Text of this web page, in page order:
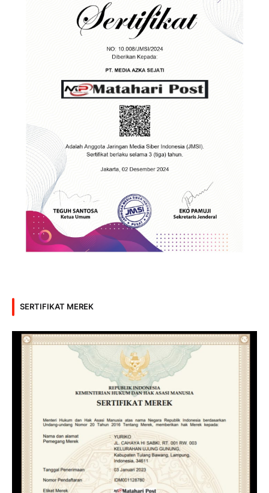
SERTIFIKAT MEREK